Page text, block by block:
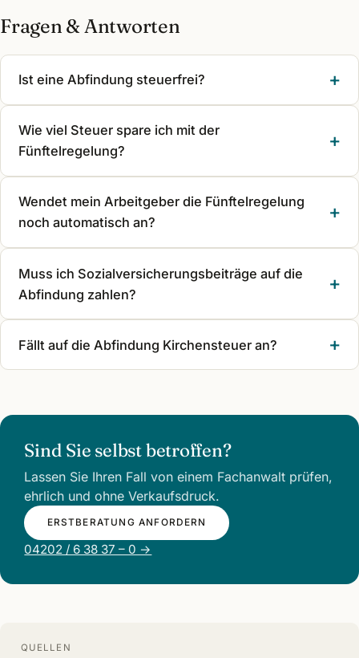
Fragen & Antworten
Ist eine Abfindung steuerfrei?
Wie viel Steuer spare ich mit der
Fünftelregelung?
Wendet mein Arbeitgeber die Fünftelregelung
noch automatisch an?
Muss ich Sozialversicherungsbeiträge auf die
Abfindung zahlen?
Fällt auf die Abfindung Kirchensteuer an?
Sind Sie selbst betroffen?
Lassen Sie Ihren Fall von einem Fachanwalt prüfen,
ehrlich und ohne Verkaufsdruck.
ERSTBERATUNG ANFORDERN
04202 / 6 38 37 – 0 →
QUELLEN